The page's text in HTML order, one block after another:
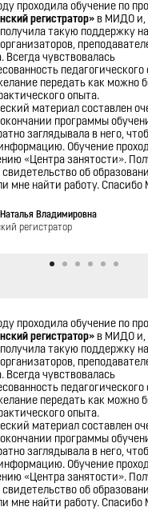
проходила обучение по
регистратор» в МИДО и,
такую поддержку
Всегда чувствовалась
педагогического
передать как можно
опыта.
материал составлен
программы
заглядывала в него,
Обучение
«Центра занятости».
об
мне найти работу.
Владимировна
регистратор
проходила обучение по
регистратор» в МИДО и,
такую поддержку
Всегда чувствовалась
педагогического
передать как можно
опыта.
материал составлен
программы
заглядывала в него,
Обучение
«Центра занятости».
об
мне найти работу.